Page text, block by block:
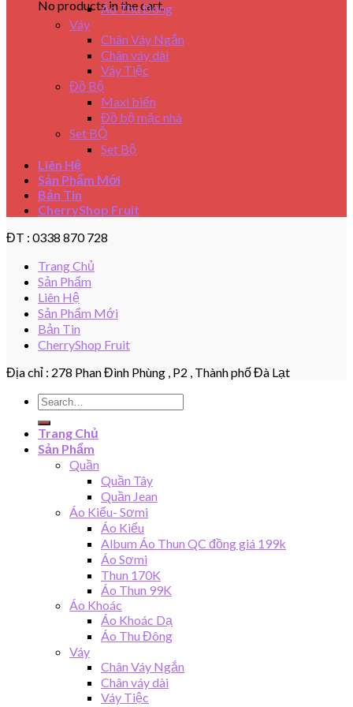
No products in the cart.
Áo Thu Đông
Váy
Chân Váy Ngắn
Chân váy dài
Váy Tiệc
Đồ Bộ
Maxi biển
Đồ bộ mặc nhà
Set BỘ
Set Bộ
Liên Hệ
Sản Phẩm Mới
Bản Tin
CherryShop Fruit
ĐT : 0338 870 728
Trang Chủ
Sản Phẩm
Liên Hệ
Sản Phẩm Mới
Bản Tin
CherryShop Fruit
Địa chỉ : 278 Phan Đình Phùng , P2 , Thành phố Đà Lạt
Search
for:
Trang Chủ
Sản Phẩm
Quần
Quần Tây
Quần Jean
Áo Kiểu- Sơmi
Áo Kiểu
Album Áo Thun QC đồng giá 199k
Áo Sơmi
Thun 170K
Áo Thun 99K
Áo Khoác
Áo Khoác Dạ
Áo Thu Đông
Váy
Chân Váy Ngắn
Chân váy dài
Váy Tiệc